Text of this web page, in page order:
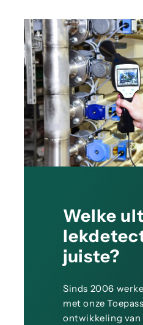
Welke
juiste?
Sinds 2006
met onze
ontwikkeling